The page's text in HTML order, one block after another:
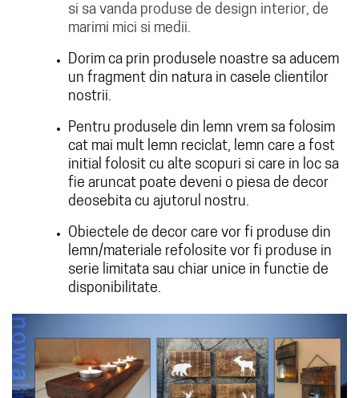
si sa vanda produse de design interior, de
marimi mici si medii.
Dorim ca prin produsele noastre sa aducem
un fragment din natura in casele clientilor
nostrii.
Pentru produsele din lemn vrem sa folosim
cat mai mult lemn reciclat, lemn care a fost
initial folosit cu alte scopuri si care in loc sa
fie aruncat poate deveni o piesa de decor
deosebita cu ajutorul nostru.
Obiectele de decor care vor fi produse din
lemn/materiale refolosite vor fi produse in
serie limitata sau chiar unice in functie de
disponibilitate.